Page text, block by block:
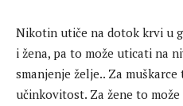
Nikotin utiče na dotok krvi u
i žena, pa to može uticati na
smanjenje želje.. Za
učinkovitost. Za žene to